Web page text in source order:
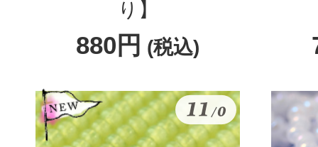
り】
880円 (税込)